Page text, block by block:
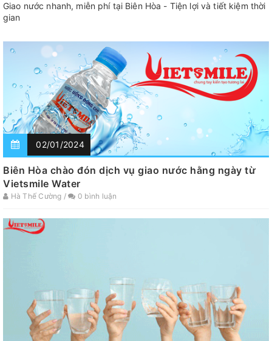
Giao nước nhanh, miễn phí tại Biên Hòa - Tiện lợi và tiết kiệm thời
gian
02/01/2024
Biên Hòa chào đón dịch vụ giao nước hằng ngày từ
Vietsmile Water
Hà Thế Cường / 0 bình luận